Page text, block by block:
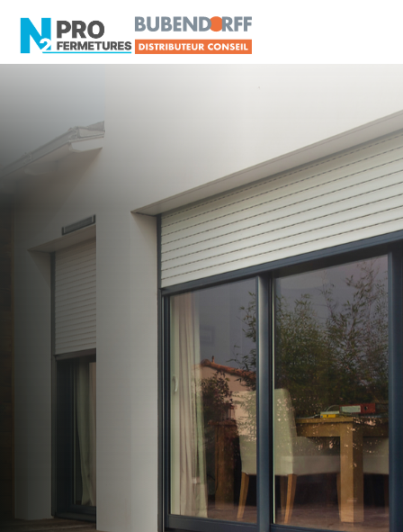
Distributeur en volets
roulants Somfy
Brissac Loire Aubance
Artisan, Menuisier, TPE ou PME proche de
Brissac Loire Aubance ?
N2PRO Fermetures est votre référent Distributeur
en volets roulants Somfy officiel pour vous
apporter : Tarifs directs usines sans minimum
d'achat - Assistance technique chantier et
service réactif avec simplicité.
07 83 35 69 17